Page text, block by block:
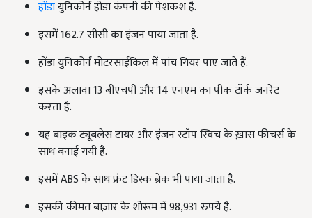
होंडायुनिकोर्न होंडा कंपनी की पेशकश है.
इसमें 162.7 सीसी का इंजन पाया जाता है.
होंडा युनिकोर्न मोटरसाईकिल में पांच गियर पाए जाते हैं.
इसके अलावा 13 बीएचपी और 14 एनएम का पीक टॉर्क जनरेट
करता है.
यह बाइक ट्यूबलेस टायर और इंजन स्टॉप स्विच के ख़ास फीचर्स के
साथ बनाई गयी है.
इसमें ABS के साथ फ्रंट डिस्क ब्रेक भी पाया जाता है.
इसकी कीमत बाज़ार के शोरूम में 98,931 रुपये है.